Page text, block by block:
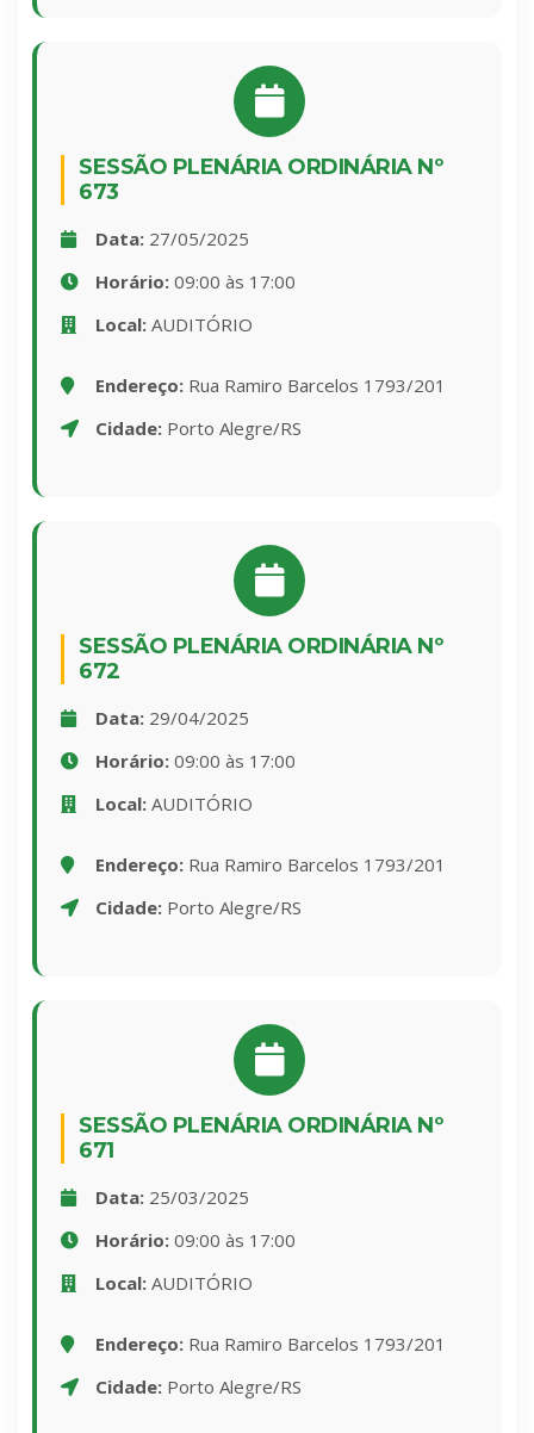
SESSÃO PLENÁRIA ORDINÁRIA Nº
673
Data: 27/05/2025
Horário: 09:00 às 17:00
Local: AUDITÓRIO
Endereço: Rua Ramiro Barcelos 1793/201
Cidade: Porto Alegre/RS
SESSÃO PLENÁRIA ORDINÁRIA Nº
672
Data: 29/04/2025
Horário: 09:00 às 17:00
Local: AUDITÓRIO
Endereço: Rua Ramiro Barcelos 1793/201
Cidade: Porto Alegre/RS
SESSÃO PLENÁRIA ORDINÁRIA Nº
671
Data: 25/03/2025
Horário: 09:00 às 17:00
Local: AUDITÓRIO
Endereço: Rua Ramiro Barcelos 1793/201
Cidade: Porto Alegre/RS